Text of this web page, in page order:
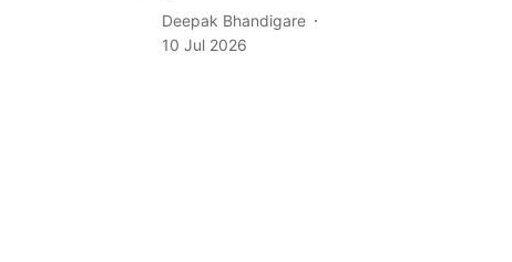
Deepak Bhandigare
10 Jul 2026